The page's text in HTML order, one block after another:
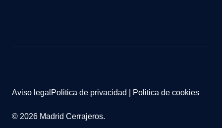
© 2026 Madrid Cerrajeros.
Aviso legal Politica de privacidad Politica de cookies